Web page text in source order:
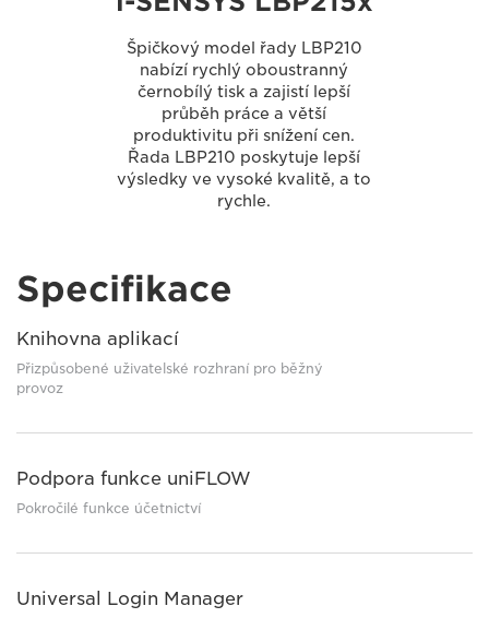
Špičkový model řady LBP210
nabízí rychlý oboustranný
černobílý tisk a zajistí lepší
průběh práce a větší
produktivitu při snížení cen.
Řada LBP210 poskytuje lepší
výsledky ve vysoké kvalitě, a to
rychle.
Specifikace
Knihovna aplikací
Přizpůsobené uživatelské rozhraní pro běžný
provoz
Podpora funkce uniFLOW
Pokročilé funkce účetnictví
Universal Login Manager